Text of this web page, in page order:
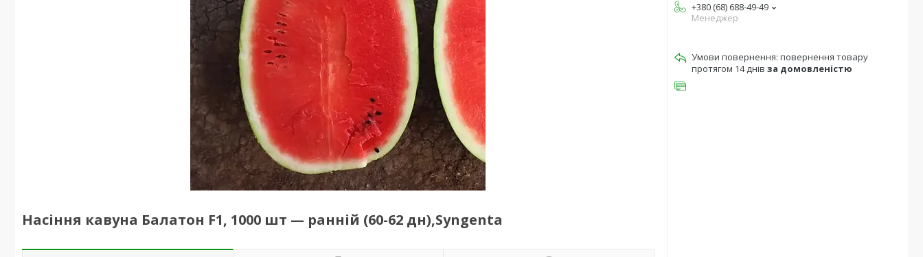
Насіння кавуна Балатон F1, 1000 шт — ранній (60-62 дн),Syngenta
+380 (68) 688-49-49
Менеджер
повернення товару
протягом 14 днів за домовленістю